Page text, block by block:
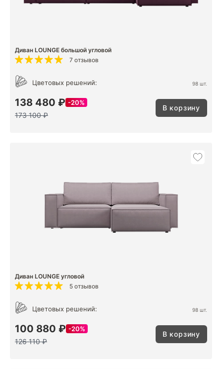
Диван LOUNGE большой угловой
7 отзывов
Цветовых решений: 98 шт.
138 480 ₽ 20%
173 100 ₽
В корзину
Диван LOUNGE угловой
5 отзывов
Цветовых решений: 98 шт.
100 880 ₽ 20%
126 110 ₽
В корзину